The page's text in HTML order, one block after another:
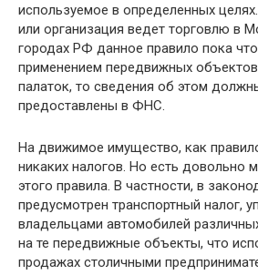
используемое в определенных
или организация ведет торговлю в
городах РФ данное правило пока
применением передвижных
палаток, то сведения об этом
предоставлены в ФНС.
На движимое имущество, как
никаких налогов. Но есть довольно
этого правила. В частности, в
предусмотрен транспортный налог,
владельцами автомобилей
на те передвижные объекты, что
продажах столичными